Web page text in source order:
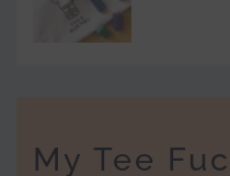
My Tee